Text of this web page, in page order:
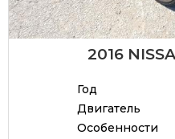
2016
Год
Двигатель
Особенности